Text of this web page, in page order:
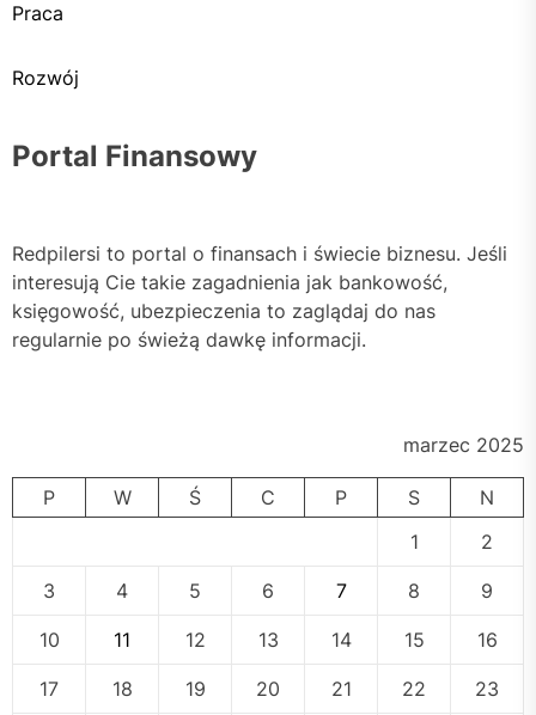
Praca
Rozwój
Portal Finansowy
Redpilersi to portal o finansach i świecie biznesu. Jeśli
interesują Cie takie zagadnienia jak bankowość,
księgowość, ubezpieczenia to zaglądaj do nas
regularnie po świeżą dawkę informacji.
marzec 2025
P W Ś C P S
N
1
2
3 4 5 6 7 8 9
10 11 12 13 14 15 16
17 18 19 20 21 22 23